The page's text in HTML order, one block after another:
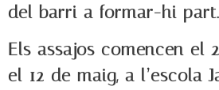
del barri a formar-hi part.
Els assajos comencen el
el 12 de maig, a l’escola